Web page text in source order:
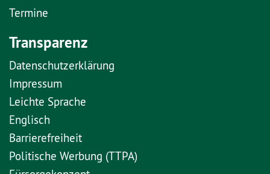
Termine
Transparenz
Datenschutzerklärung
Impressum
Leichte Sprache
Englisch
Barrierefreiheit
Politische Werbung (TTPA)